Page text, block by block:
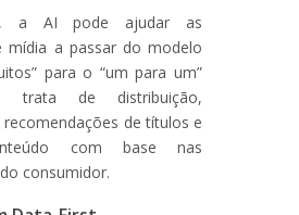
a AI pode ajudar as
mídia a passar do modelo
para o “um para um”
trata de distribuição,
recomendações de títulos e
com base nas
consumidor.